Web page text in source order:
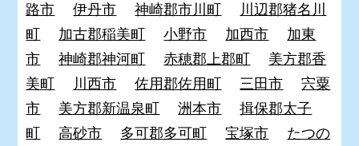
路市
伊丹市 神崎郡市川町
川辺郡猪名川
町
加古郡稲美町 小野市 加西市
加東
市
神崎郡神河町 赤穂郡上郡町
美方郡香
美町
川西市 佐用郡佐用町 三田市
宍粟
市
美方郡新温泉町 洲本市
揖保郡太子
町
高砂市 多可郡多可町 宝塚市
たつの